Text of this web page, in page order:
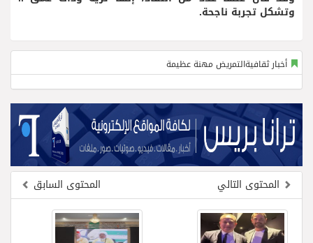
وتشكل تجربة ناجحة.
أخبار ثقافيةالتمريض مهنة عظيمة
المحتوى السابق المحتوى التالي